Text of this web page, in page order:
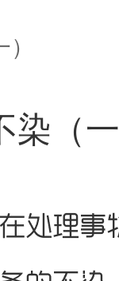
染（